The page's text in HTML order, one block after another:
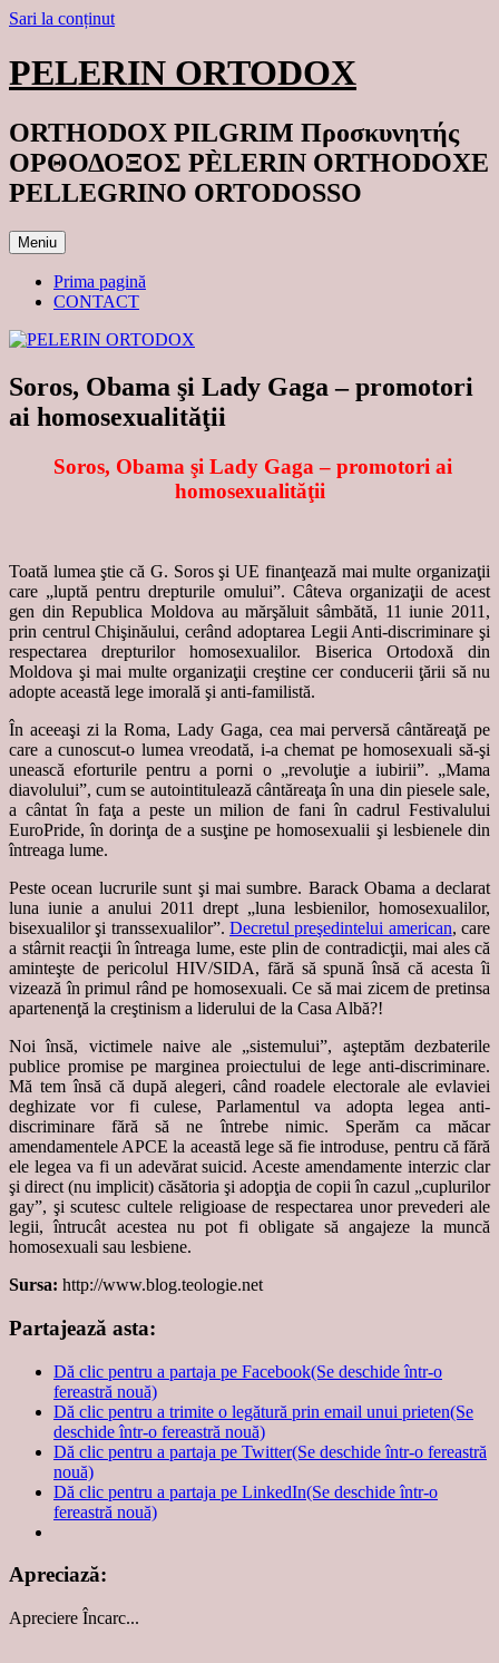
Sari la conținut
PELERIN ORTODOX
ORTHODOX PILGRIM Προσκυνητής
ΟΡΘΟΔΟΞΟΣ PÈLERIN ORTHODOXE
PELLEGRINO ORTODOSSO
Meniu
Prima pagină
CONTACT
Soros, Obama şi Lady Gaga – promotori
ai homosexualităţii
Soros, Obama şi Lady Gaga – promotori ai
homosexualităţii
Toată lumea ştie că G. Soros şi UE finanţează mai multe organizaţii
care „luptă pentru drepturile omului”. Câteva organizaţii de acest
gen din Republica Moldova au mărşăluit sâmbătă, 11 iunie 2011,
prin centrul Chişinăului, cerând adoptarea Legii Anti-discriminare şi
respectarea drepturilor homosexualilor. Biserica Ortodoxă din
Moldova şi mai multe organizaţii creştine cer conducerii ţării să nu
adopte această lege imorală şi anti-familistă.
În aceeaşi zi la Roma, Lady Gaga, cea mai perversă cântăreaţă pe
care a cunoscut-o lumea vreodată, i-a chemat pe homosexuali să-şi
unească eforturile pentru a porni o „revoluţie a iubirii”. „Mama
diavolului”, cum se autointitulează cântăreaţa în una din piesele sale,
a cântat în faţa a peste un milion de fani în cadrul Festivalului
EuroPride, în dorinţa de a susţine pe homosexualii şi lesbienele din
întreaga lume.
Peste ocean lucrurile sunt şi mai sumbre. Barack Obama a declarat
luna iunie a anului 2011 drept „luna lesbienilor, homosexualilor,
bisexualilor şi transsexualilor”. Decretul preşedintelui american, care
a stârnit reacţii în întreaga lume, este plin de contradicţii, mai ales că
aminteşte de pericolul HIV/SIDA, fără să spună însă că acesta îi
vizează în primul rând pe homosexuali. Ce să mai zicem de pretinsa
apartenenţă la creştinism a liderului de la Casa Albă?!
Noi însă, victimele naive ale „sistemului”, aşteptăm dezbaterile
publice promise pe marginea proiectului de lege anti-discriminare.
Mă tem însă că după alegeri, când roadele electorale ale evlaviei
deghizate vor fi culese, Parlamentul va adopta legea anti-
discriminare fără să ne întrebe nimic. Sperăm ca măcar
amendamentele APCE la această lege să fie introduse, pentru că fără
ele legea va fi un adevărat suicid. Aceste amendamente interzic clar
şi direct (nu implicit) căsătoria şi adopţia de copii în cazul „cuplurilor
gay”, şi scutesc cultele religioase de respectarea unor prevederi ale
legii, întrucât acestea nu pot fi obligate să angajeze la muncă
homosexuali sau lesbiene.
Sursa: http://www.blog.teologie.net
Partajează asta:
Dă clic pentru a partaja pe Facebook(Se deschide într-o
fereastră nouă)
Dă clic pentru a trimite o legătură prin email unui prieten(Se
deschide într-o fereastră nouă)
Dă clic pentru a partaja pe Twitter(Se deschide într-o fereastră
nouă)
Dă clic pentru a partaja pe LinkedIn(Se deschide într-o
fereastră nouă)
Apreciază:
Apreciere Încarc...